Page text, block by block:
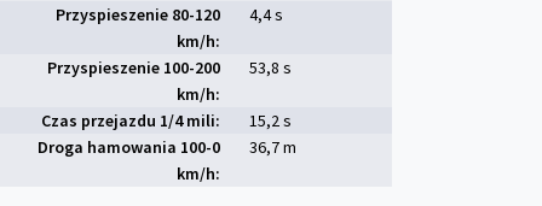
Przyspieszenie 80-120
km/h:
4,4 s
Przyspieszenie 100-200
km/h:
53,8 s
Czas przejazdu 1/4 mili:
15,2 s
Droga hamowania 100-0
km/h:
36,7 m